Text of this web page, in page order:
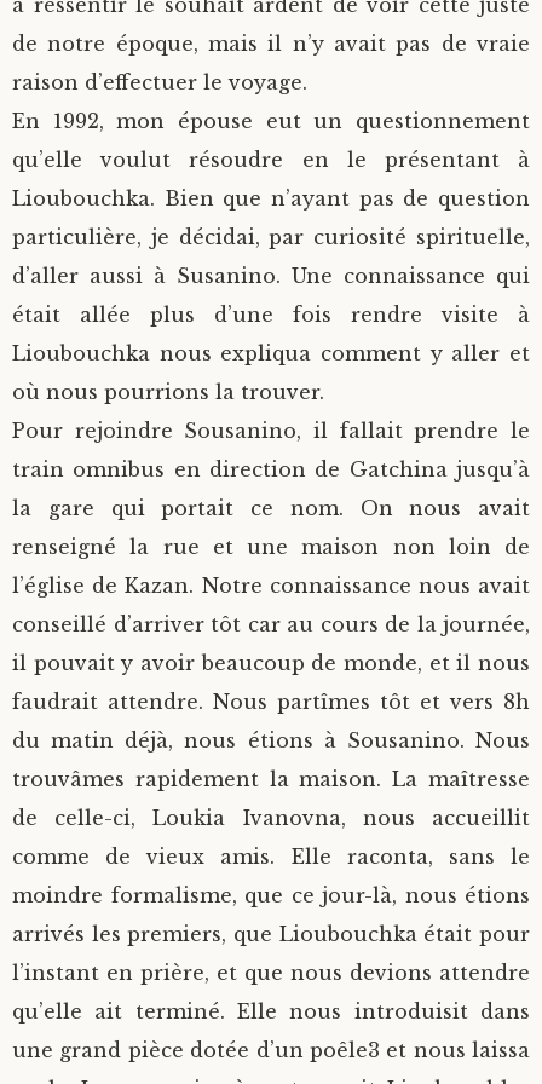
à ressentir le souhait ardent de voir cette juste
de notre époque, mais il n’y avait pas de vraie
raison d’effectuer le voyage.
En 1992, mon épouse eut un questionnement
qu’elle voulut résoudre en le présentant à
Lioubouchka. Bien que n’ayant pas de question
particulière, je décidai, par curiosité spirituelle,
d’aller aussi à Susanino. Une connaissance qui
était allée plus d’une fois rendre visite à
Lioubouchka nous expliqua comment y aller et
où nous pourrions la trouver.
Pour rejoindre Sousanino, il fallait prendre le
train omnibus en direction de Gatchina jusqu’à
la gare qui portait ce nom. On nous avait
renseigné la rue et une maison non loin de
l’église de Kazan. Notre connaissance nous avait
conseillé d’arriver tôt car au cours de la journée,
il pouvait y avoir beaucoup de monde, et il nous
faudrait attendre. Nous partîmes tôt et vers 8h
du matin déjà, nous étions à Sousanino. Nous
trouvâmes rapidement la maison. La maîtresse
de celle-ci, Loukia Ivanovna, nous accueillit
comme de vieux amis. Elle raconta, sans le
moindre formalisme, que ce jour-là, nous étions
arrivés les premiers, que Lioubouchka était pour
l’instant en prière, et que nous devions attendre
qu’elle ait terminé. Elle nous introduisit dans
une grand pièce dotée d’un poêle3 et nous laissa